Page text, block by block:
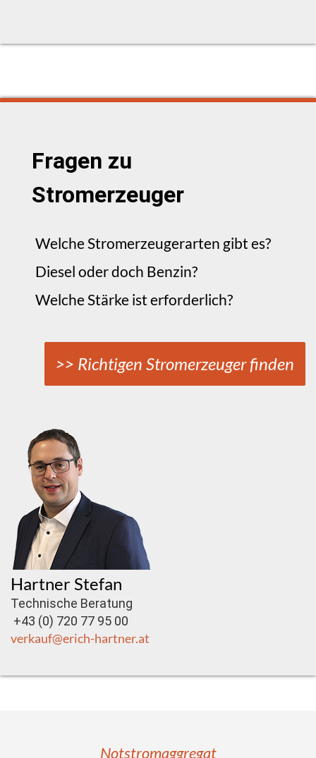
Fragen zu
Stromerzeuger
Welche Stromerzeugerarten gibt es?
Diesel oder doch Benzin?
Welche Stärke ist erforderlich?
>> Richtigen Stromerzeuger finden
Hartner Stefan
Technische Beratung
+43 (0) 720 77 95 00
verkauf@erich-hartner.at
Notstromaggregat